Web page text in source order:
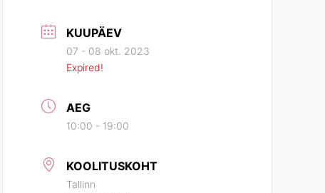
KUUPÄEV
07 - 08 okt. 2023
Expired!
AEG
10:00 - 19:00
KOOLITUSKOHT
Tallinn